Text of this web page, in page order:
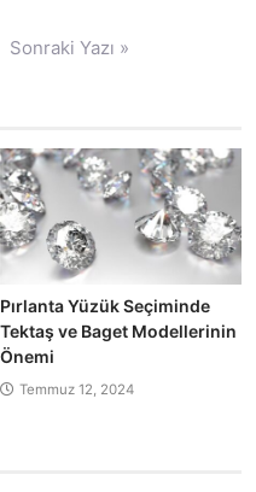
Sonraki Yazı »
Pırlanta Yüzük Seçiminde
Tektaş ve Baget Modellerinin
Önemi
Temmuz 12, 2024